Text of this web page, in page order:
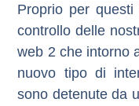
Proprio per
controllo delle
web 2 che intorno
nuovo tipo di
sono detenute da